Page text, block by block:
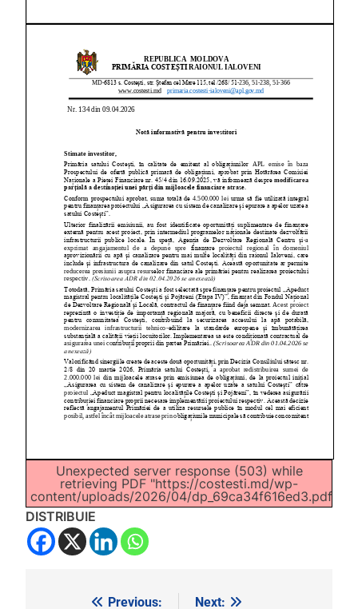
Unexpected server response (503) while
retrieving PDF "https://costesti.md/wp-
content/uploads/2026/04/dp_69ca34f616ed3.pdf".
DISTRIBUIE
Previous:
Next: